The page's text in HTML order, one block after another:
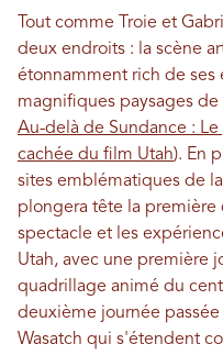
Tout comme Troie et
deux endroits : la scène
étonnamment rich de ses
magnifiques paysages
Au-delà de Sundance :
cachée du film Utah). En
sites emblématiques de la
plongera tête la première
spectacle et les
Utah, avec une première
quadrillage animé du
deuxième journée
Wasatch qui s'étendent